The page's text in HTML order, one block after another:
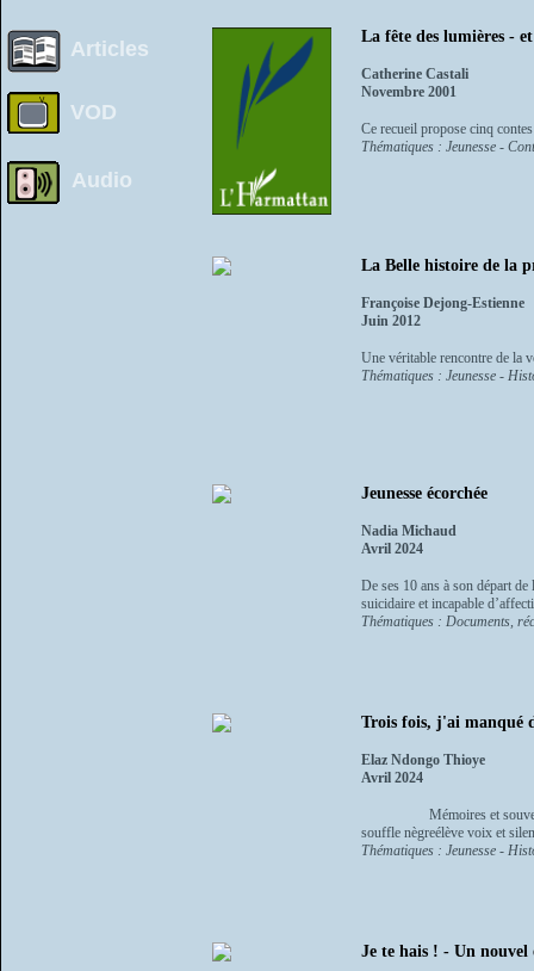
Articles
VOD
Audio
La fête des lumières -
Catherine Castali
Novembre 2001
Ce recueil propose cinq
Thématiques : Jeunesse -
La Belle histoire de la
Françoise Dejong-Estienne
Juin 2012
Une véritable rencontre de la
Thématiques : Jeunesse -
Jeunesse écorchée
Nadia Michaud
Avril 2024
De ses 10 ans à son départ
suicidaire et incapable
Thématiques : Documents,
Trois fois, j'ai manqué
Elaz Ndongo Thioye
Avril 2024
Mémoires et souvenirs
souffle nègreélève voix et
Thématiques : Jeunesse -
Je te hais ! - Un nouvel